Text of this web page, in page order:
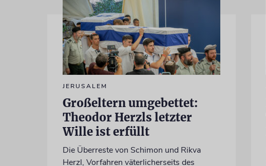
JERUSALEM
Großeltern umgebettet:
Theodor Herzls letzter
Wille ist erfüllt
Die Überreste von Schimon und Rikva
Herzl, Vorfahren väterlicherseits des